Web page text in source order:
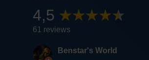
4,5
61 reviews
Benstar's World